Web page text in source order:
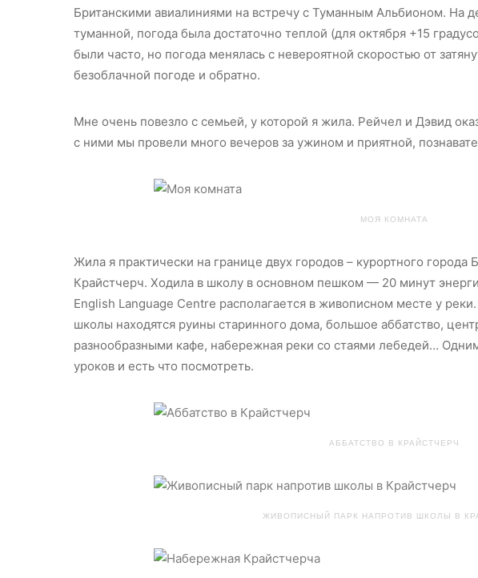
Британскими авиалиниями на встречу с Туманным Альбионом. На
туманной, погода была достаточно теплой (для октября +15
были часто, но погода менялась с невероятной скоростью от
безоблачной погоде и обратно.
Мне очень повезло с семьей, у которой я жила. Рейчел и Дэвид
с ними мы провели много вечеров за ужином и приятной,
МОЯ КОМНАТА
Жила я практически на границе двух городов – курортного города
Крайстчерч. Ходила в школу в основном пешком — 20 минут
English Language Centre располагается в живописном месте у
школы находятся руины старинного дома, большое аббатство,
разнообразными кафе, набережная реки со стаями лебедей…
уроков и есть что посмотреть.
АББАТСТВО В КРАЙСТЧЕРЧ
ЖИВОПИСНЫЙ ПАРК НАПРОТИВ ШКОЛЫ В